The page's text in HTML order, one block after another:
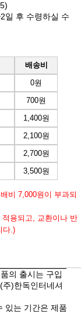
일 후 수령하실 수
배송비
0원
700원
1,400원
2,100원
2,700원
3,500원
비 7,000원이 부과되
용되고, 교환이나 반
다.)
의 출시는 구입
)한독인터네셔
있는 기간은 제품